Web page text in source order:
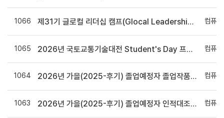
1066 제31기 글로컬 리더십 캠프(Glocal Leadership Camp)'Re:Lead'_비교과 프로그램 홍보 컴퓨
1065 2026년 국토교통기술대전 Student's Day 프로그램 홍보 및 신청안내 컴퓨
1064 2026년 가을(2025-후기) 졸업예정자 졸업작품 심사 일정 안내 (일정 수정됨) 컴퓨
1063 2026년 가을(2025-후기) 졸업예정자 인적대조부 확인 요청 컴퓨